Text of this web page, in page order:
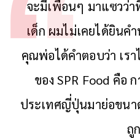
จะมีเพื่อนๆ มาแซวว่
เด็ก ผมไม่เคยได้ยินค
คุณพ่อได้คำตอบว่า เร
ของ SPR Food คือ
ประเทศญี่ปุ่นมาย่อขนา
ถู